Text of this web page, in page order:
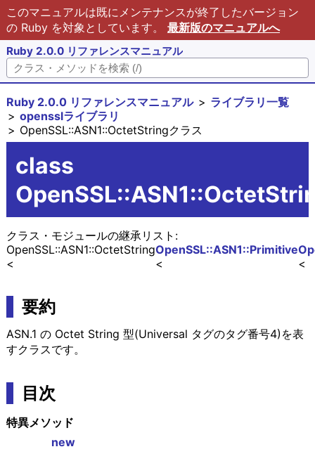
このマニュアルは既にメンテナンスが終了したバージョン
の Ruby を対象としています。 最新版のマニュアルへ
Ruby 2.0.0 リファレンスマニュアル
Ruby 2.0.0 リファレンスマニュアル
ライブラリ一覧
opensslライブラリ
OpenSSL::ASN1::OctetStringクラス
class
クラス・モジュールの継承リスト:
OpenSSL::ASN1::Primitive
OpenSSL::ASN1::OctetString
要約
ASN.1 の Octet String 型(Universal タグのタグ番号4)を表
すクラスです。
目次
特異メソッド
new